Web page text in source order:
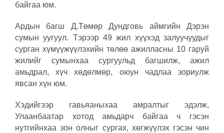
байгаа юм.
Ардын багш Д.Төмөр Дундговь аймгийн Дэрэн
сумын уугуул. Тэрээр 49 жил хүүхэд залуучуудыг
сурган хүмүүжүүлэхийн төлөө ажилласны 10 гаруй
жилийг сумынхаа сургуульд багшилж, ажил
амьдрал, хүч хөдөлмөр, оюун чадлаа зориулж
явсан хүн юм.
Хэдийгээр гавьяаныхаа амралтыг эдэлж,
Улаанбаатар хотод амьдарч байгаа ч гэсэн
нутгийнхаа зон олныг сургах, хөгжүүлэх гэсэн чин